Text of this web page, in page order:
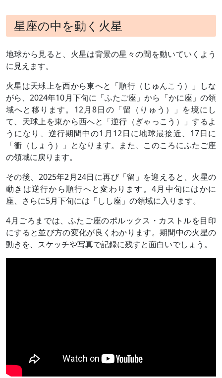
星座の中を動く火星
地球から見ると、火星は背景の星々の間を動いていくよう
に見えます。
火星は天球上を西から東へと「順行（じゅんこう）」しな
がら、2024年10月下旬に「ふたご座」から「かに座」の領
域へと移ります。12月8日の「留（りゅう）」を境にし
て、天球上を東から西へと「逆行（ぎゃっこう）」するよ
うになり、逆行期間中の1月12日に地球最接近、17日に
「衝（しょう）」となります。また、このころにふたご座
の領域に戻ります。
その後、2025年2月24日に再び「留」を迎えると、火星の
動きは逆行から順行へと変わります。4月中旬にはかに
座、さらに5月下旬には「しし座」の領域に入ります。
4月ごろまでは、ふたご座のポルックス・カストルを目印
にすると並び方の変化が良くわかります。期間中の火星の
動きを、スケッチや写真で記録に残すと面白いでしょう。